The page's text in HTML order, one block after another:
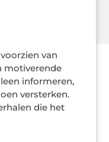
van
motiverende
informeren,
versterken.
die het